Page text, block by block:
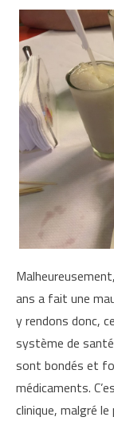
ans a fait une
y rendons donc,
système de
sont bondés et
médicaments.
clinique, malgré